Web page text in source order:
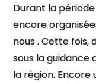
Durant la
encore
nous . Cette fois,
sous la guidance
la région.